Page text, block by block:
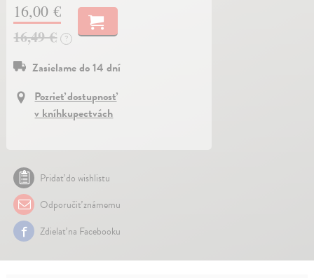
16,00 €
16,49 €
?
Zasielame do 14 dní
Pozrieť dostupnosť
v kníhkupectvách
Pridať do wishlistu
Odporučiť známemu
Zdielať na Facebooku